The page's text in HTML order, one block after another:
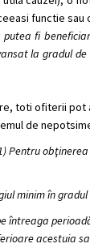
functie sau
putea fi
la gradul
toti ofiterii pot
de
Pentru
minim în
întreaga
acestuia